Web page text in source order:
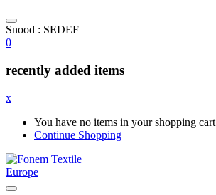
Snood : SEDEF
0
recently added items
x
You have no items in your shopping cart
Continue Shopping